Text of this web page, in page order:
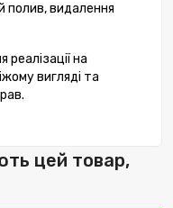
полив, видалення
на
вигляді та
цей товар,